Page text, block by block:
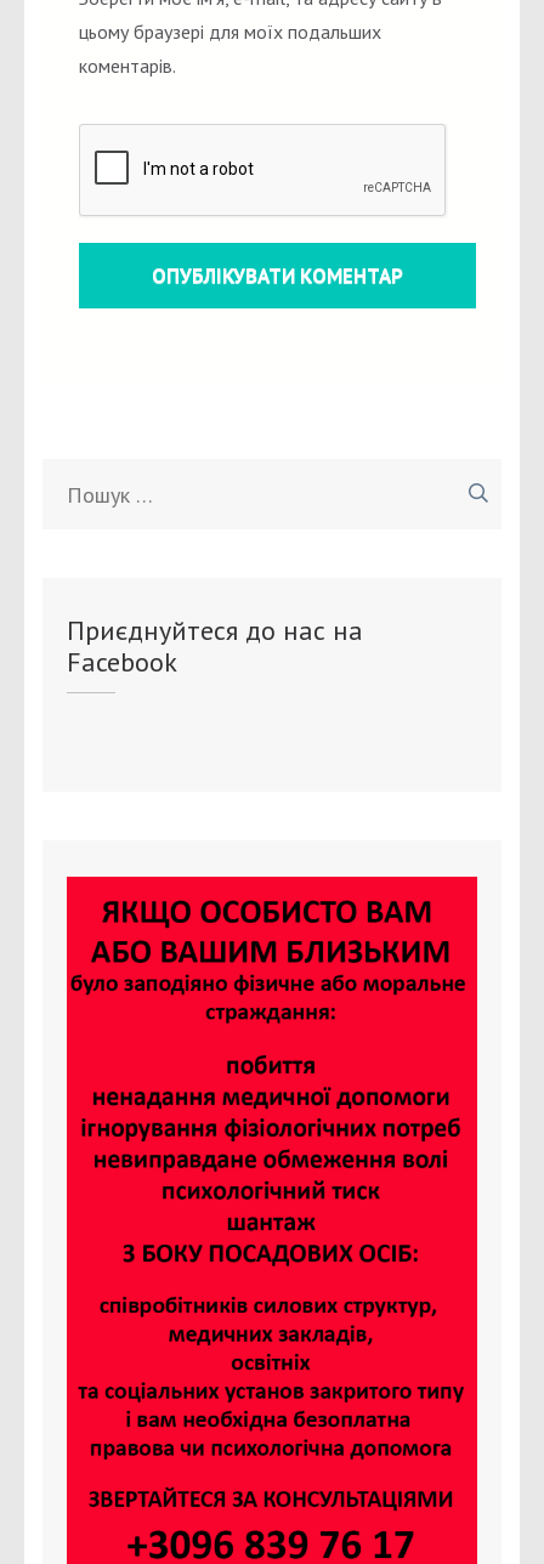
цьому браузері для моїх подальших
коментарів.
Приєднуйтеся до нас на
Facebook